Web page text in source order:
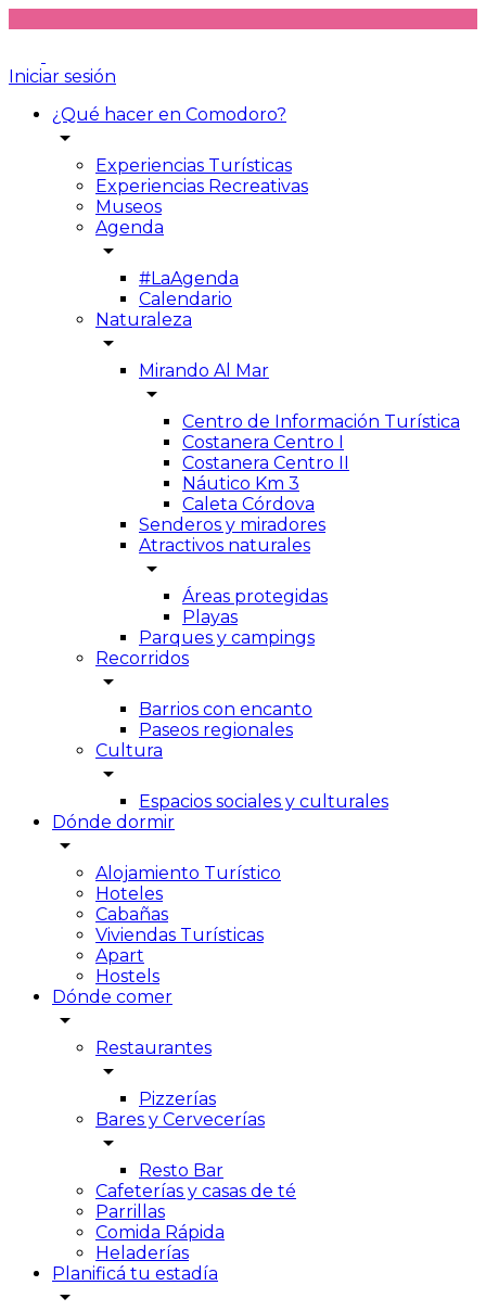
Iniciar sesión
¿Qué hacer en Comodoro?
arrow_drop_down
Experiencias Turísticas
Experiencias Recreativas
Museos
Agenda
arrow_drop_down
#LaAgenda
Calendario
Naturaleza
arrow_drop_down
Mirando Al Mar
arrow_drop_down
Centro de Información Turística
Costanera Centro I
Costanera Centro II
Náutico Km 3
Caleta Córdova
Senderos y miradores
Atractivos naturales
arrow_drop_down
Áreas protegidas
Playas
Parques y campings
Recorridos
arrow_drop_down
Barrios con encanto
Paseos regionales
Cultura
arrow_drop_down
Espacios sociales y culturales
Dónde dormir
arrow_drop_down
Alojamiento Turístico
Hoteles
Cabañas
Viviendas Turísticas
Apart
Hostels
Dónde comer
arrow_drop_down
Restaurantes
arrow_drop_down
Pizzerías
Bares y Cervecerías
arrow_drop_down
Resto Bar
Cafeterías y casas de té
Parrillas
Comida Rápida
Heladerías
Planificá tu estadía
arrow_drop_down